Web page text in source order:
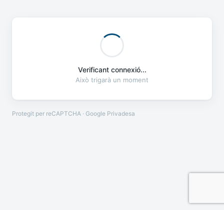
Verificant connexió...
Això trigarà un moment
Protegit per reCAPTCHA · Google Privadesa